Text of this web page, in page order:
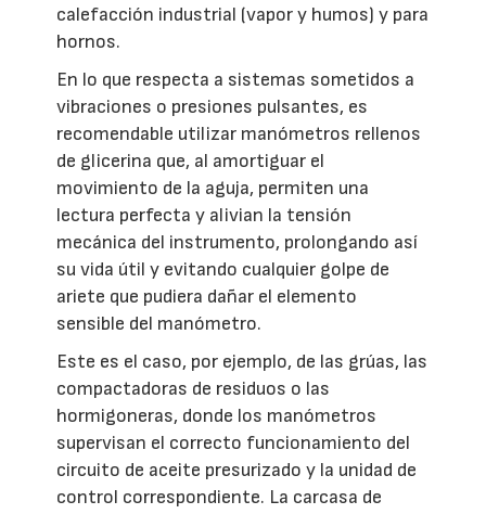
calefacción industrial (vapor y humos) y para
hornos.
En lo que respecta a sistemas sometidos a
vibraciones o presiones pulsantes, es
recomendable utilizar manómetros rellenos
de glicerina que, al amortiguar el
movimiento de la aguja, permiten una
lectura perfecta y alivian la tensión
mecánica del instrumento, prolongando así
su vida útil y evitando cualquier golpe de
ariete que pudiera dañar el elemento
sensible del manómetro.
Este es el caso, por ejemplo, de las grúas, las
compactadoras de residuos o las
hormigoneras, donde los manómetros
supervisan el correcto funcionamiento del
circuito de aceite presurizado y la unidad de
control correspondiente. La carcasa de